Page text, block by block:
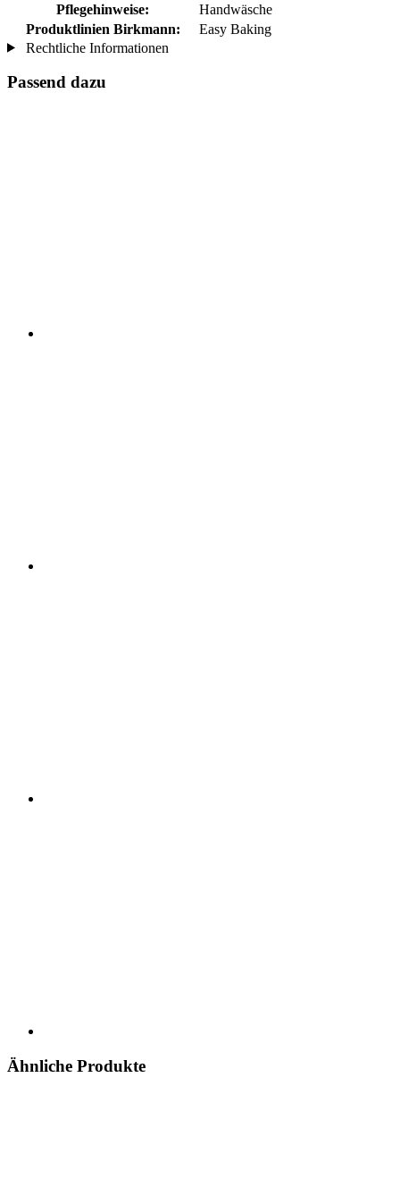
Pflegehinweise:
Handwäsche
Produktlinien Birkmann:
Easy Baking
Rechtliche Informationen
Passend dazu
Ähnliche Produkte